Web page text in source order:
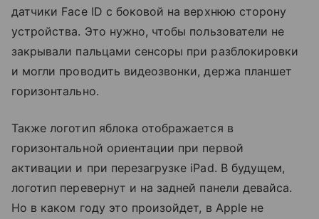
датчики Face ID c боковой на верхнюю сторону
устройства. Это нужно, чтобы пользователи не
закрывали пальцами сенсоры при разблокировки
и могли проводить видеозвонки, держа планшет
горизонтально.
Также логотип яблока отображается в
горизонтальной ориентации при первой
активации и при перезагрузке iPad. В будущем,
логотип перевернут и на задней панели девайса.
Но в каком году это произойдет, в Apple не